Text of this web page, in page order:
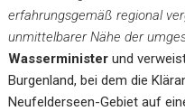
erfahrungsgemäß regional
unmittelbarer Nähe der
Wasserminister und
Burgenland, bei dem die
Neufelderseen-Gebiet auf